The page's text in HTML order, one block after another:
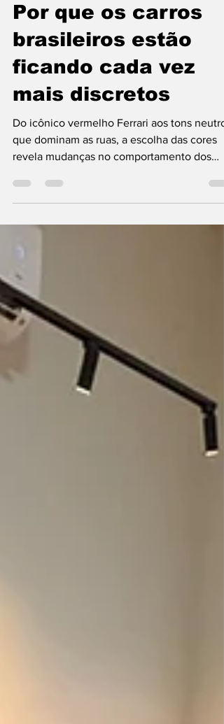
Adeus ao vermelho?
Por que os carros
brasileiros estão
ficando cada vez
mais discretos
Do icônico vermelho Ferrari aos tons
revela mudanças no comportamento dos
consumidores e na própria indústria
automotiva Existe uma imagem que faz
esportivo vermelho atravessando uma
estrada, chamando atenção pelo design e
pela sensação de velocidade. A associação
foi tão forte que algumas tonalidades
ganharam identidade própria. O vermelho
Ferrari se tornou uma referência mundial